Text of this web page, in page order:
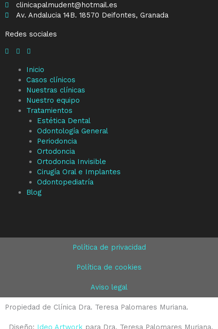
clinicapalmudent@hotmail.es
Av. Andalucia 14B. 18570 Deifontes, Granada
Redes sociales
Inicio
Casos clínicos
Nuestras clínicas
Nuestro equipo
Tratamientos
Estética Dental
Odontología General
Periodoncia
Ortodoncia
Ortodoncia Invisible
Cirugía Oral e Implantes
Odontopediatría
Blog
Política de privacidad
Política de cookies
Aviso legal
Propiedad de Clínica Dra. Teresa Palomares Muriana.
Diseño: Ideo Artwork para Dra. Teresa Palomares Muriana.